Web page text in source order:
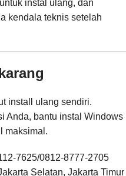
untuk instal ulang, dan
kendala teknis setelah
install ulang sendiri.
Anda, bantu instal Windows
maksimal.
7625/0812-8777-2705
Selatan, Jakarta Timur